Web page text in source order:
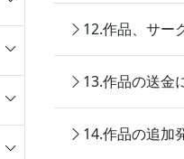
12.作品、サー
13.作品の送金
14.作品の追加